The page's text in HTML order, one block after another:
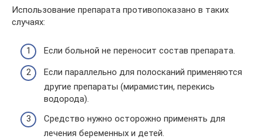
Использование препарата противопоказано в таких
случаях:
Если больной не переносит состав препарата.
Если параллельно для полосканий применяются
другие препараты (мирамистин, перекись
водорода).
Средство нужно осторожно применять для
лечения беременных и детей.